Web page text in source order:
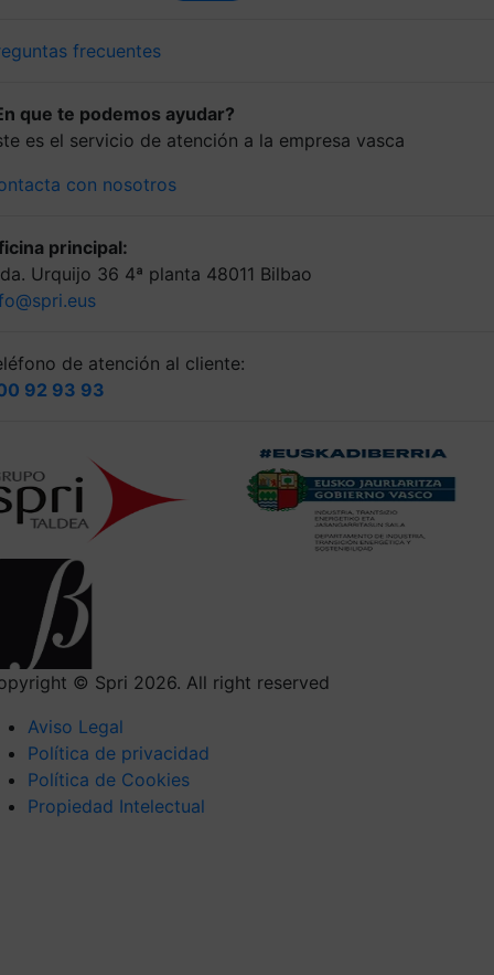
frecuentes
que te podemos ayudar?
es el servicio de atención a la empresa vasca
con nosotros
principal:
Urquijo 36 4ª planta 48011 Bilbao
de atención al cliente:
92 93 93
© Spri 2026. All right reserved
Aviso Legal
Política de privacidad
Política de Cookies
Propiedad Intelectual